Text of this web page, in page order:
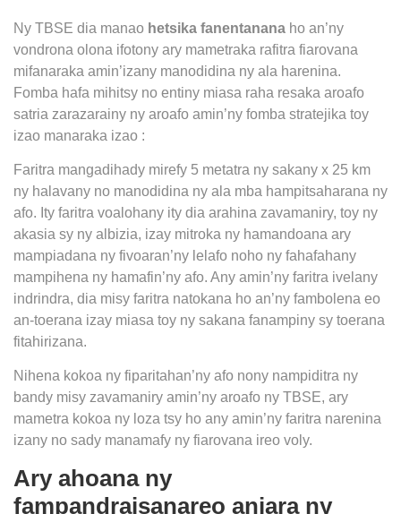
Ny TBSE dia manao hetsika fanentanana ho an’ny
vondrona olona ifotony ary mametraka rafitra fiarovana
mifanaraka amin’izany manodidina ny ala harenina.
Fomba hafa mihitsy no entiny miasa raha resaka aroafo
satria zarazarainy ny aroafo amin’ny fomba stratejika toy
izao manaraka izao :
Faritra mangadihady mirefy 5 metatra ny sakany x 25 km
ny halavany no manodidina ny ala mba hampitsaharana ny
afo. Ity faritra voalohany ity dia arahina zavamaniry, toy ny
akasia sy ny albizia, izay mitroka ny hamandoana ary
mampiadana ny fivoaran’ny lelafo noho ny fahafahany
mampihena ny hamafin’ny afo. Any amin’ny faritra ivelany
indrindra, dia misy faritra natokana ho an’ny fambolena eo
an-toerana izay miasa toy ny sakana fanampiny sy toerana
fitahirizana.
Nihena kokoa ny fiparitahan’ny afo nony nampiditra ny
bandy misy zavamaniry amin’ny aroafo ny TBSE, ary
mametra kokoa ny loza tsy ho any amin’ny faritra narenina
izany no sady manamafy ny fiarovana ireo voly.
Ary ahoana ny
fampandraisanareo anjara ny